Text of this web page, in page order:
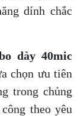
dính chắc
dày 40mic
chọn ưu tiên
trong chủng
theo yêu